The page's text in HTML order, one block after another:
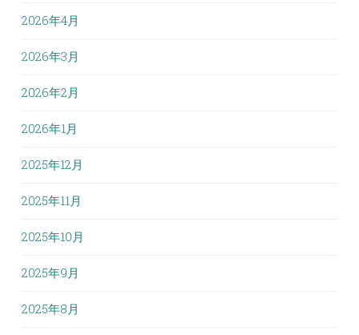
2026年4月
2026年3月
2026年2月
2026年1月
2025年12月
2025年11月
2025年10月
2025年9月
2025年8月